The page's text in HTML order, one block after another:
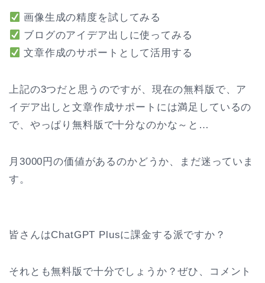
画像生成の精度を試してみる
ブログのアイデア出しに使ってみる
文章作成のサポートとして活用する
上記の3つだと思うのですが、現在の無料版で、ア
イデア出しと文章作成サポートには満足しているの
で、やっぱり無料版で十分なのかな～と…
月3000円の価値があるのかどうか、まだ迷っていま
す。
皆さんはChatGPT Plusに課金する派ですか？
それとも無料版で十分でしょうか？ぜひ、コメント